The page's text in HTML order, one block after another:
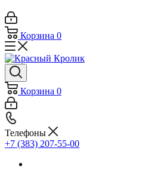
Корзина 0
Корзина 0
Телефоны
+7 (383) 207-55-00